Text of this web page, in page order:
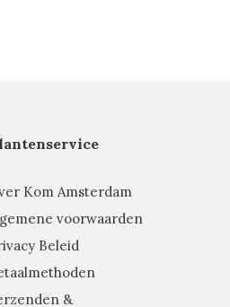
Kom Amsterdam
voorwaarden
Beleid
&